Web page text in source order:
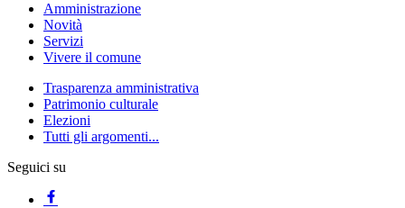
Amministrazione
Novità
Servizi
Vivere il comune
Trasparenza amministrativa
Patrimonio culturale
Elezioni
Tutti gli argomenti...
Seguici su